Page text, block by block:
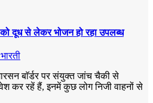
दूध से लेकर भोजन हो रहा उपलब्ध
बाॅर्डर पर संयुक्त जांच चैकी से
कर रहें हैं, इनमें कुछ लोग निजी वाहनों से